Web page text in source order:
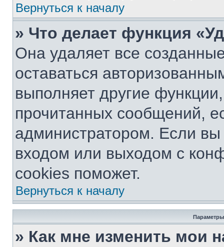
Вернуться к началу
» Что делает функция
Она удаляет все
оставаться
выполняет другие
прочитанных сообщений,
администратором. Если
входом или выходом с
cookies поможет.
Вернуться к началу
Параметры
» Как мне изменить мои